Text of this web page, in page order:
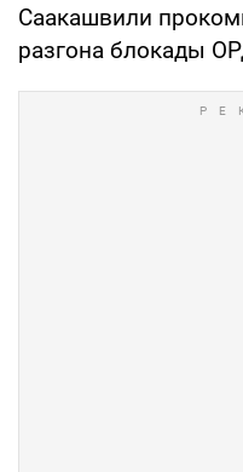
Саакашвили
разгона блокады